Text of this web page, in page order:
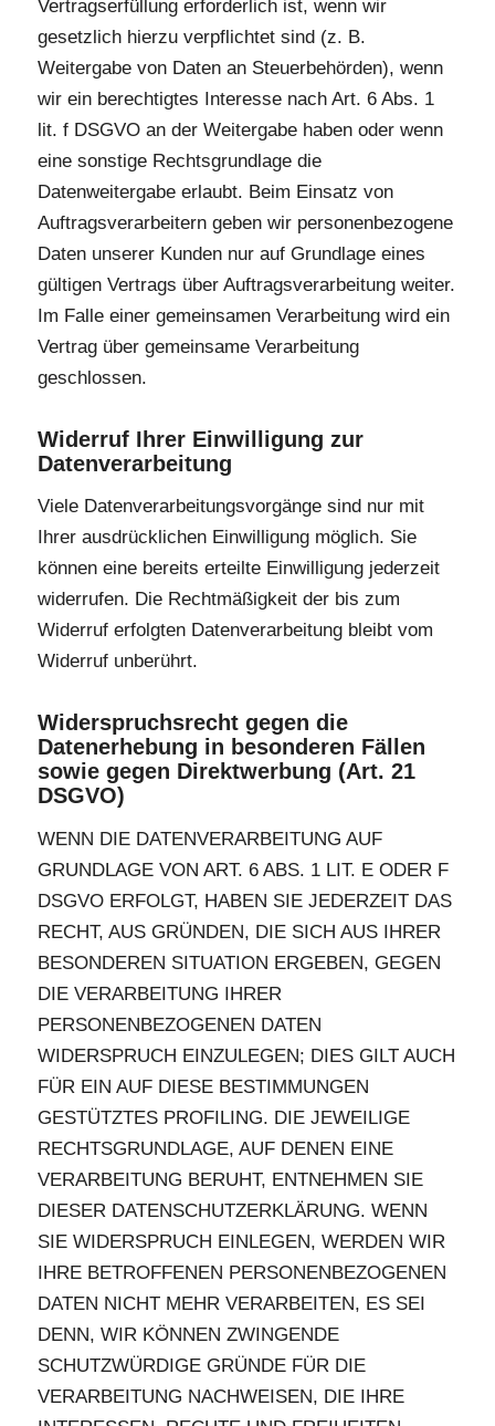
Vertragserfüllung erforderlich ist, wenn wir
gesetzlich hierzu verpflichtet sind (z. B.
Weitergabe von Daten an Steuerbehörden), wenn
wir ein berechtigtes Interesse nach Art. 6 Abs. 1
lit. f DSGVO an der Weitergabe haben oder wenn
eine sonstige Rechtsgrundlage die
Datenweitergabe erlaubt. Beim Einsatz von
Auftragsverarbeitern geben wir personenbezogene
Daten unserer Kunden nur auf Grundlage eines
gültigen Vertrags über Auftragsverarbeitung weiter.
Im Falle einer gemeinsamen Verarbeitung wird ein
Vertrag über gemeinsame Verarbeitung
geschlossen.
Widerruf Ihrer Einwilligung zur
Datenverarbeitung
Viele Datenverarbeitungsvorgänge sind nur mit
Ihrer ausdrücklichen Einwilligung möglich. Sie
können eine bereits erteilte Einwilligung jederzeit
widerrufen. Die Rechtmäßigkeit der bis zum
Widerruf erfolgten Datenverarbeitung bleibt vom
Widerruf unberührt.
Widerspruchsrecht gegen die
Datenerhebung in besonderen Fällen
sowie gegen Direktwerbung (Art. 21
DSGVO)
WENN DIE DATENVERARBEITUNG AUF
GRUNDLAGE VON ART. 6 ABS. 1 LIT. E ODER F
DSGVO ERFOLGT, HABEN SIE JEDERZEIT DAS
RECHT, AUS GRÜNDEN, DIE SICH AUS IHRER
BESONDEREN SITUATION ERGEBEN, GEGEN
DIE VERARBEITUNG IHRER
PERSONENBEZOGENEN DATEN
WIDERSPRUCH EINZULEGEN; DIES GILT AUCH
FÜR EIN AUF DIESE BESTIMMUNGEN
GESTÜTZTES PROFILING. DIE JEWEILIGE
RECHTSGRUNDLAGE, AUF DENEN EINE
VERARBEITUNG BERUHT, ENTNEHMEN SIE
DIESER DATENSCHUTZERKLÄRUNG. WENN
SIE WIDERSPRUCH EINLEGEN, WERDEN WIR
IHRE BETROFFENEN PERSONENBEZOGENEN
DATEN NICHT MEHR VERARBEITEN, ES SEI
DENN, WIR KÖNNEN ZWINGENDE
SCHUTZWÜRDIGE GRÜNDE FÜR DIE
VERARBEITUNG NACHWEISEN, DIE IHRE